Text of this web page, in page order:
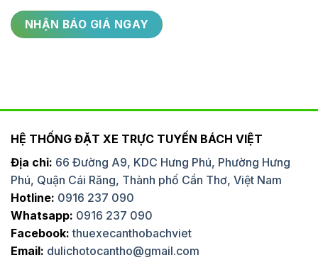
HỆ THỐNG ĐẶT XE TRỰC TUYẾN BÁCH VIỆT
Địa chỉ: 66 Đường A9, KDC Hưng Phú, Phường Hưng
Phú, Quận Cái Răng, Thành phố Cần Thơ, Việt Nam
Hotline: 0916 237 090
Whatsapp: 0916 237 090
Facebook: thuexecanthobachviet
Email: dulichotocantho@gmail.com